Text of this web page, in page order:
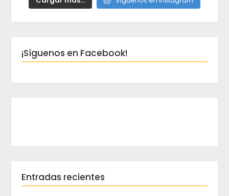
¡Síguenos en Facebook!
Entradas recientes